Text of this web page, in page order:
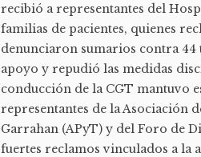
recibió a representantes del
familias de pacientes, quienes
denunciaron sumarios contra 44
apoyo y repudió las medidas
conducción de la CGT mantuvo
representantes de la Asociación
Garrahan (APyT) y del Foro de
fuertes reclamos vinculados a la